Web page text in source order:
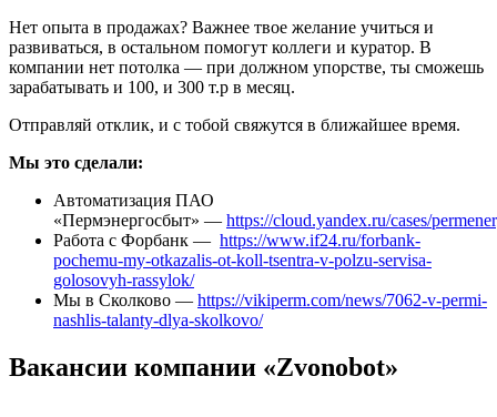
Нет опыта в продажах? Важнее твое желание учиться и
развиваться, в остальном помогут коллеги и куратор. В
компании нет потолка — при должном упорстве, ты сможешь
зарабатывать и 100, и 300 т.р в месяц.
Отправляй отклик, и с тобой свяжутся в ближайшее время.
Мы это сделали:
Автоматизация ПАО
«Пермэнергосбыт» — https://cloud.yandex.ru/cases/
Работа с Форбанк — https://www.if24.ru/forbank-
pochemu-my-otkazalis-ot-koll-tsentra-v-polzu-servisa-
golosovyh-rassylok/
Мы в Сколково — https://vikiperm.com/news/7062-v-permi-
nashlis-talanty-dlya-skolkovo/
Вакансии компании «Zvonobot»